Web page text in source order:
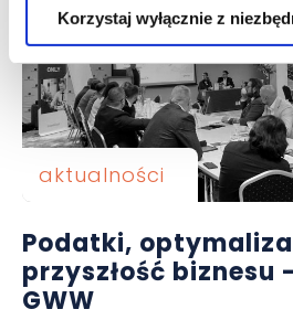
Korzystaj wyłącznie z
aktualności
Podatki,
przyszłość biznesu
GWW